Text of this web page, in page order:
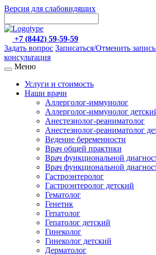
Версия для слабовидящих
+7 (8442) 59-59-59
Задать вопрос Записаться/Отменить запись
консультация
Меню
Услуги и стоимость
Наши врачи
Аллерголог-иммунолог
Аллерголог-иммунолог
Анестезиолог-реаниматолог
Анестезиолог-реаниматолог
Ведение беременности
Врач общей практики
Врач функциональной
Врач функциональной
Гастроэнтеролог
Гастроэнтеролог детский
Гематолог
Генетик
Гепатолог
Гепатолог детский
Гинеколог
Гинеколог детский
Дерматолог